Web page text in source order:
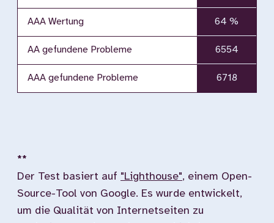
AAA Wertung 64 %
AA gefundene Probleme 6554
AAA gefundene Probleme 6718
**
Der Test basiert auf "Lighthouse", einem Open-
Source-Tool von Google. Es wurde entwickelt,
um die Qualität von Internetseiten zu